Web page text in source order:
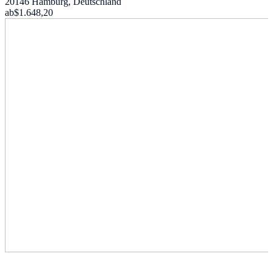
ab$1.648,20